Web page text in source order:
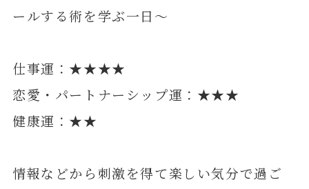
ールする術を学ぶ一日～
仕事運：★★★★
恋愛・パートナーシップ運：★★★
健康運：★★
情報などから刺激を得て楽しい気分で過ご